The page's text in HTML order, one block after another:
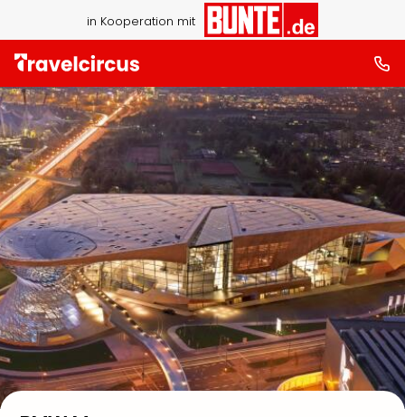
in Kooperation mit